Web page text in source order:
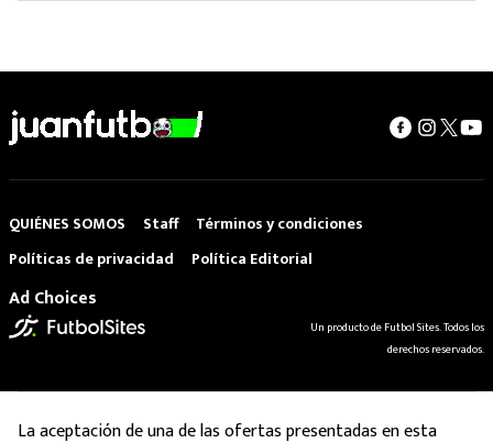
QUIÉNES SOMOS Staff
Términos y condiciones
Políticas de privacidad
Política Editorial
Ad Choices
Un producto de Futbol Sites. Todos los
derechos reservados.
La aceptación de una de las ofertas presentadas en esta